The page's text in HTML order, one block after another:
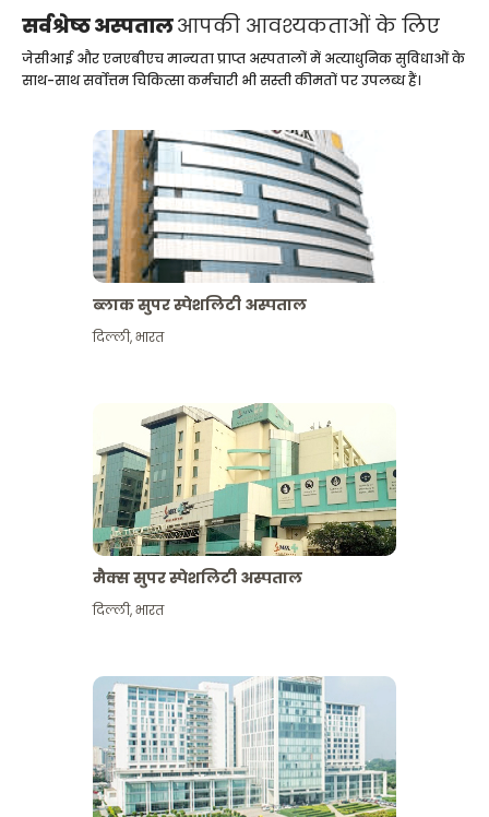
सर्वश्रेष्ठ अस्पतालआपकी आवश्यकताओं के लिए
जेसीआई और एनएबीएच मान्यता प्राप्त अस्पतालों में अत्याधुनिक सुविधाओं के
साथ-साथ सर्वोत्तम चिकित्सा कर्मचारी भी सस्ती कीमतों पर उपलब्ध हैं।
ब्लाक सुपर स्पेशलिटी अस्पताल
दिल्ली,भारत
मैक्स सुपर स्पेशलिटी अस्पताल
दिल्ली,भारत